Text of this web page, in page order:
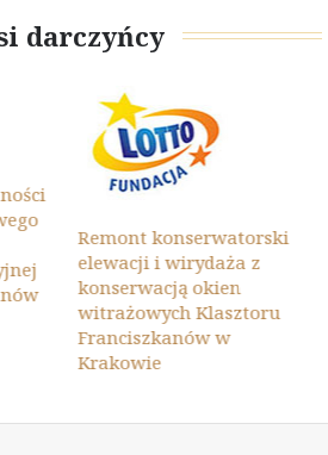
darczyńcy
Remont konserwatorski
elewacji i wirydaża z
konserwacją okien
witrażowych Klasztoru
Franciszkanów w
Krakowie